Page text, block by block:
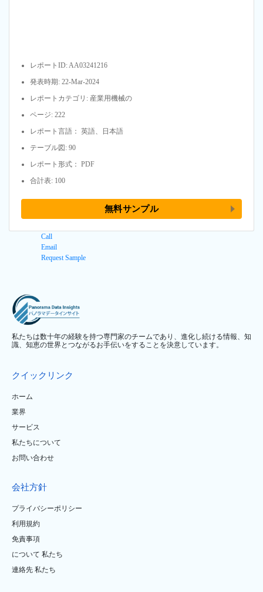
レポートID: AA03241216
発表時期: 22-Mar-2024
レポートカテゴリ: 産業用機械の
ページ: 222
レポート言語： 英語、日本語
テーブル図: 90
レポート形式： PDF
合計表: 100
無料サンプル
Call
Email
Request Sample
私たちは数十年の経験を持つ専門家のチームであり、進化し続ける情報、知
識、知恵の世界とつながるお手伝いをすることを決意しています。
クイックリンク
ホーム
業界
サービス
私たちについて
お問い合わせ
会社方針
プライバシーポリシー
利用規約
免責事項
について 私たち
連絡先 私たち